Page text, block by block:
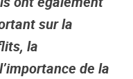
sur la
la
de la